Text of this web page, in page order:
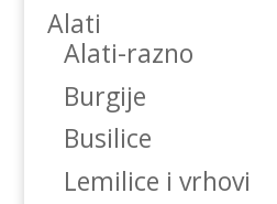
Alati
Alati-razno
Burgije
Busilice
Lemilice i vrhovi